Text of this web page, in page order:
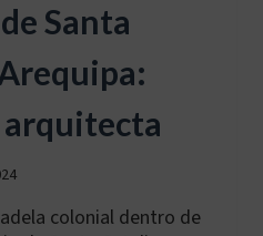
Santa
arquitecta
colonial dentro de